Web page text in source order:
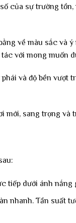
của sự trường
về màu sắc
với mong muốn
và độ bền
sang trọng
tiếp dưới ánh
nhanh. Tần suất